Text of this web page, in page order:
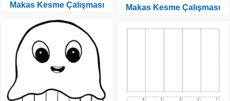
Makas Kesme Çalışması Makas Kesme Çalışması